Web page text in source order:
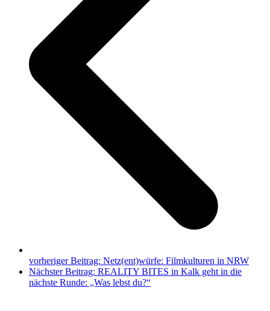
vorheriger Beitrag: Netz(ent)würfe: Filmkulturen in NRW
Nächster Beitrag: REALITY BITES in Kalk geht in die
nächste Runde: „Was lebst du?“